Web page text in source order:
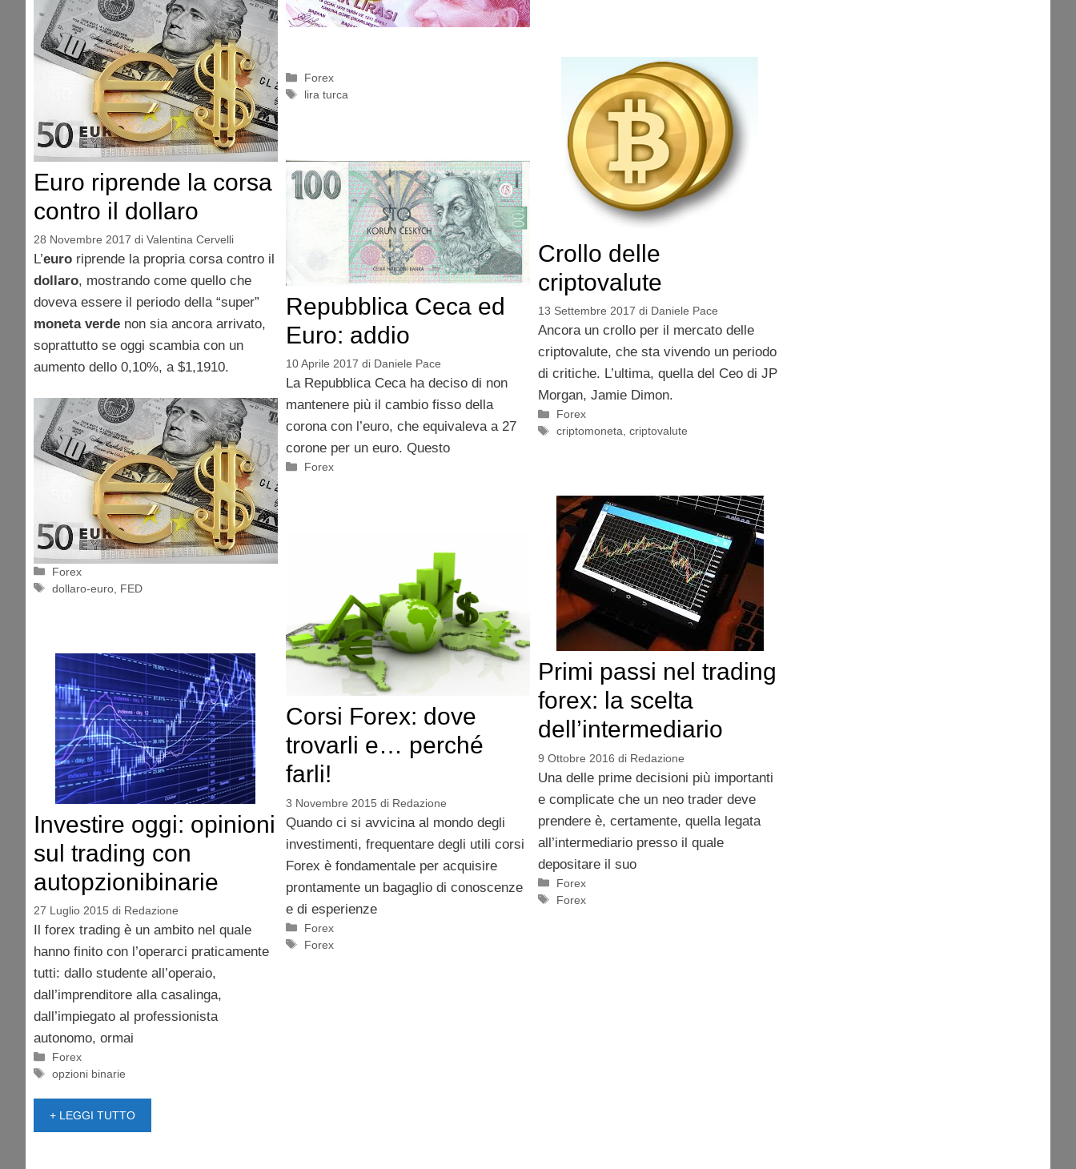
Categorie
Forex
Tag
lira turca
Euro riprende la corsa
contro il dollaro
28 Novembre 2017 di Valentina Cervelli
L’euro riprende la propria corsa contro il
dollaro, mostrando come quello che
doveva essere il periodo della “super”
moneta verde non sia ancora arrivato,
soprattutto se oggi scambia con un
aumento dello 0,10%, a $1,1910.
Categorie
Forex
Tag
dollaro-euro FED
Crollo delle
criptovalute
13 Settembre 2017 di Daniele Pace
Ancora un crollo per il mercato delle
criptovalute, che sta vivendo un periodo
di critiche. L’ultima, quella del Ceo di JP
Morgan, Jamie Dimon.
Categorie
Forex
Tag
criptomoneta,criptovalute
Repubblica Ceca ed
Euro: addio
10 Aprile 2017 di Daniele Pace
La Repubblica Ceca ha deciso di non
mantenere più il cambio fisso della
corona con l’euro, che equivaleva a 27
corone per un euro. Questo
Categorie
Forex
Primi passi nel trading
forex: la scelta
dell’intermediario
9 Ottobre 2016 di Redazione
Una delle prime decisioni più importanti
e complicate che un neo trader deve
prendere è, certamente, quella legata
all’intermediario presso il quale
depositare il suo
Categorie
Forex
Tag
Forex
Corsi Forex: dove
trovarli e… perché
farli!
3 Novembre 2015 di Redazione
Quando ci si avvicina al mondo degli
investimenti, frequentare degli utili corsi
Forex è fondamentale per acquisire
prontamente un bagaglio di conoscenze
e di esperienze
Categorie
Forex
Tag
Forex
Investire oggi: opinioni
sul trading con
autopzionibinarie
27 Luglio 2015 di Redazione
Il forex trading è un ambito nel quale
hanno finito con l’operarci praticamente
tutti: dallo studente all’operaio,
dall’imprenditore alla casalinga,
dall’impiegato al professionista
autonomo, ormai
Categorie
Forex
Tag
opzioni binarie
+ LEGGI TUTTO